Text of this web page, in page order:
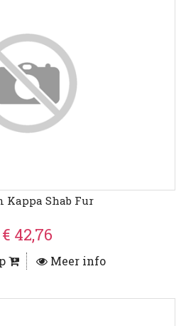
Kappa Shab Fur
€ 42,76
Meer info